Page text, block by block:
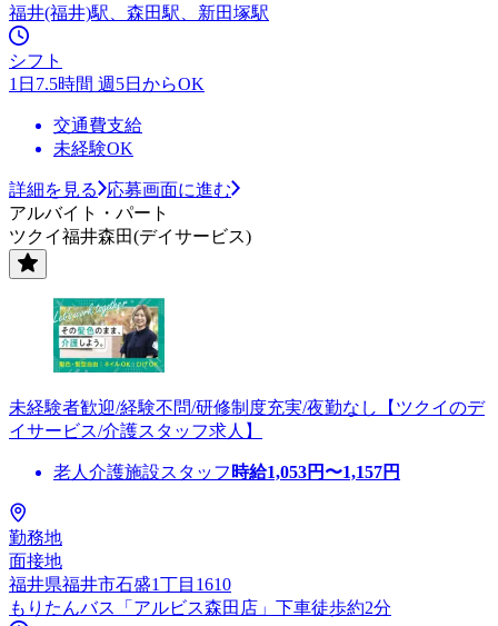
福井(福井)駅、森田駅、新田塚駅
シフト
1日7.5時間 週5日からOK
交通費支給
未経験OK
詳細を見る
応募画面に進む
アルバイト・パート
ツクイ福井森田(デイサービス)
未経験者歓迎/経験不問/研修制度充実/夜勤なし【ツクイのデ
イサービス/介護スタッフ求人】
老人介護施設スタッフ 時給1,053円〜1,157円
勤務地
面接地
福井県福井市石盛1丁目1610
もりたんバス「アルビス森田店」下車徒歩約2分